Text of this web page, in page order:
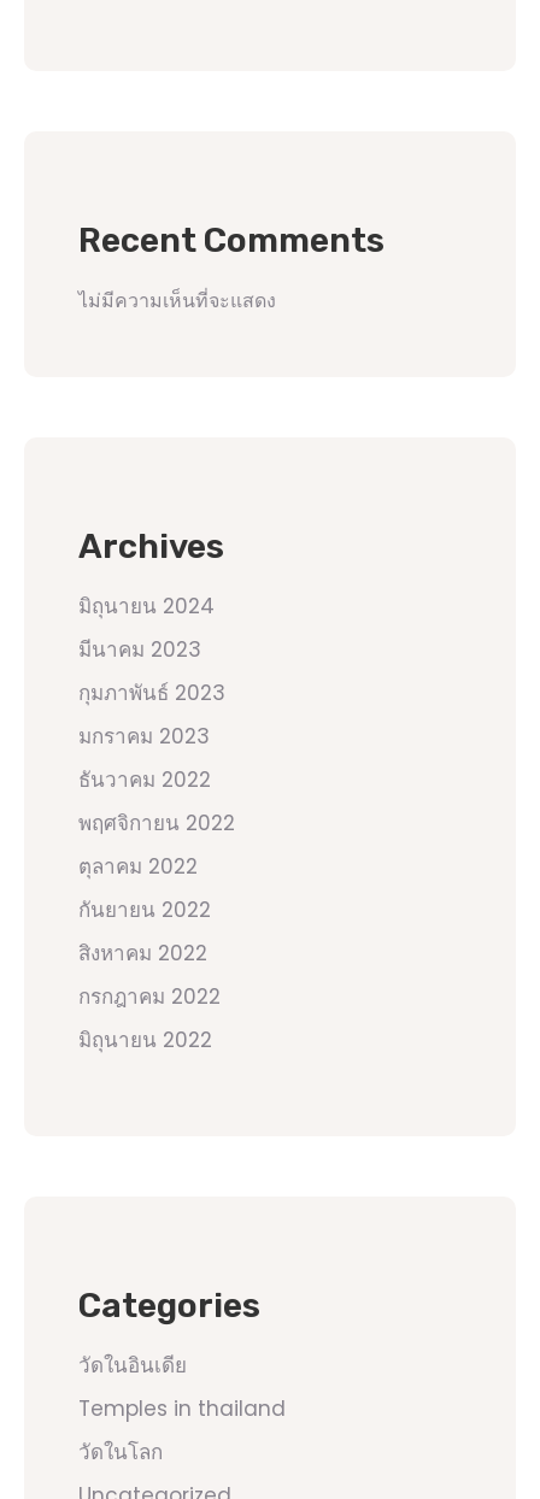
Recent Comments
ไม่มีความเห็นที่จะแสดง
Archives
มิถุนายน 2024
มีนาคม 2023
กุมภาพันธ์ 2023
มกราคม 2023
ธันวาคม 2022
พฤศจิกายน 2022
ตุลาคม 2022
กันยายน 2022
สิงหาคม 2022
กรกฎาคม 2022
มิถุนายน 2022
Categories
วัดในอินเดีย
Temples in thailand
วัดในโลก